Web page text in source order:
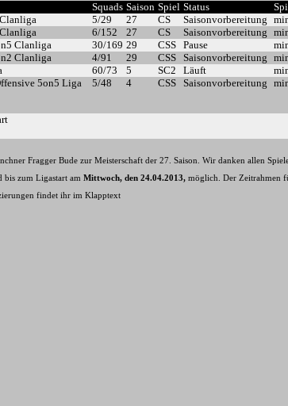
Squads Saison Spiel Status
5/29 27 CS Saisonvorbereitung
6/152 27 CS Saisonvorbereitung
Clanliga 30/169 29 CSS Pause
Clanliga 4/91 29 CSS Saisonvorbereitung
60/73 5 SC2 Läuft
5on5 Liga 5/48 4 CSS Saisonvorbereitung
Fragger Bude zur Meisterschaft der 27. Saison. Wir danken allen
bis zum Ligastart am Mittwoch, den 24.04.2013, möglich. Der Zeitrahmen
findet ihr im Klapptext